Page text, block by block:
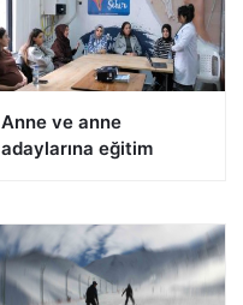
Anne ve anne
adaylarına eğitim